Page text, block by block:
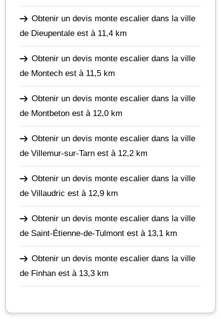
Obtenir un devis monte escalier dans la ville
de Dieupentale est à 11,4 km
Obtenir un devis monte escalier dans la ville
de Montech est à 11,5 km
Obtenir un devis monte escalier dans la ville
de Montbeton est à 12,0 km
Obtenir un devis monte escalier dans la ville
de Villemur-sur-Tarn est à 12,2 km
Obtenir un devis monte escalier dans la ville
de Villaudric est à 12,9 km
Obtenir un devis monte escalier dans la ville
de Saint-Étienne-de-Tulmont est à 13,1 km
Obtenir un devis monte escalier dans la ville
de Finhan est à 13,3 km